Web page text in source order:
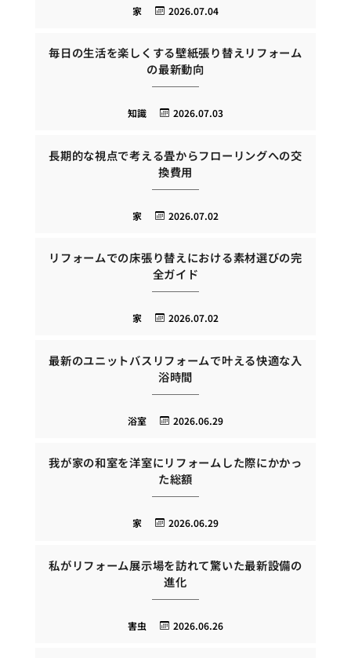
2026.07.04
家
毎日の生活を楽しくする壁紙張り替えリフォーム
の最新動向
2026.07.03
知識
長期的な視点で考える畳からフローリングへの交
換費用
2026.07.02
家
リフォームでの床張り替えにおける素材選びの完
全ガイド
2026.07.02
家
最新のユニットバスリフォームで叶える快適な入
浴時間
2026.06.29
浴室
我が家の和室を洋室にリフォームした際にかかっ
た総額
2026.06.29
家
私がリフォーム展示場を訪れて驚いた最新設備の
進化
2026.06.26
害虫